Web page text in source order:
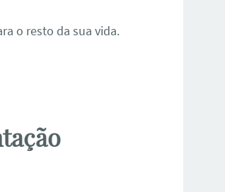
o resto da sua vida.